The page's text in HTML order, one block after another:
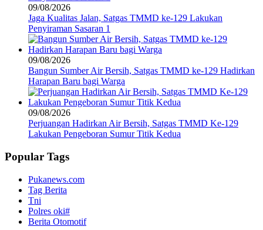
09/08/2026
Jaga Kualitas Jalan, Satgas TMMD ke-129 Lakukan
Penyiraman Sasaran 1
09/08/2026
Bangun Sumber Air Bersih, Satgas TMMD ke-129 Hadirkan
Harapan Baru bagi Warga
09/08/2026
Perjuangan Hadirkan Air Bersih, Satgas TMMD Ke-129
Lakukan Pengeboran Sumur Titik Kedua
Popular Tags
Pukanews.com
Tag Berita
Tni
Polres oki#
Berita Otomotif